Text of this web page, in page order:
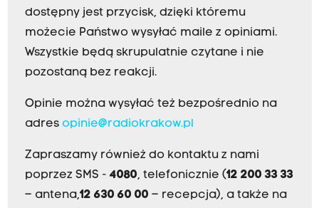
dostępny jest przycisk, dzięki któremu
możecie Państwo wysyłać maile z opiniami.
Wszystkie będą skrupulatnie czytane i nie
pozostaną bez reakcji.
Opinie można wysyłać też bezpośrednio na
adres opinie@radiokrakow.pl
Zapraszamy również do kontaktu z nami
poprzez SMS - 4080, telefonicznie (12 200 33 33
– antena,12 630 60 00 – recepcja), a także na